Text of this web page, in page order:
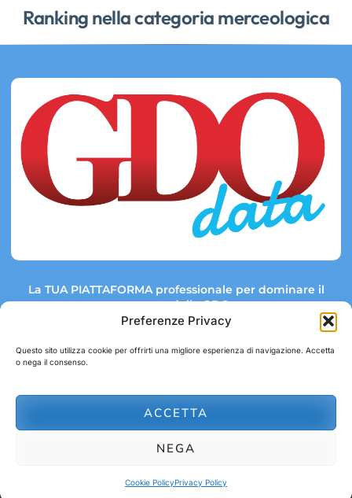
Preferenze Privacy
Questo sito utilizza cookie per offrirti una migliore esperienza di navigazione. Accetta
o nega il consenso.
ACCETTA
NEGA
Cookie PolicyPrivacy Policy
Ranking nella categoria merceologica
La TUA PIATTAFORMA professionale per dominare il
mercato della GDO.
Link rapidi:
abbonamenti@gdodata.it
© 2026 GDOData.it - PR Italia Edizioni srl - P.Iva: 03044390353